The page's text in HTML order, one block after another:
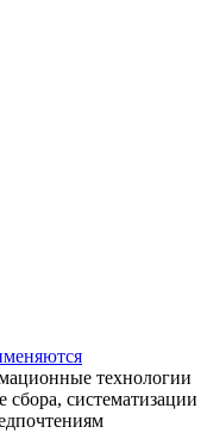
технологии
систематизации